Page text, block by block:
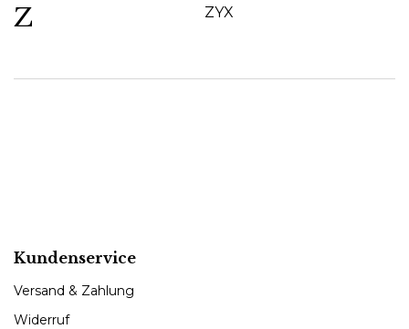
Z ZYX
Kundenservice
Versand & Zahlung
Widerruf